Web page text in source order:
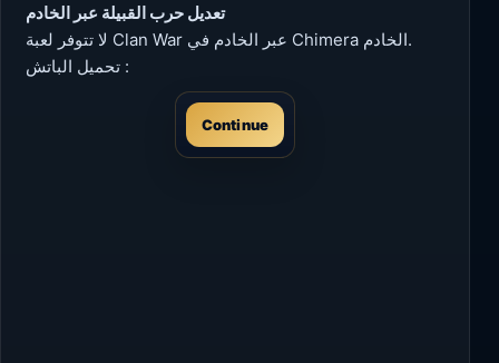
تعديل حرب القبيلة عبر الخادم
لا تتوفر لعبة Clan War عبر الخادم في Chimera الخادم.
تحميل الباتش :
Continue